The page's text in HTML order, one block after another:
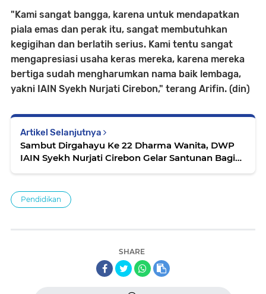
"Kami sangat bangga, karena untuk mendapatkan
piala emas dan perak itu, sangat membutuhkan
kegigihan dan berlatih serius. Kami tentu sangat
mengapresiasi usaha keras mereka, karena mereka
bertiga sudah mengharumkan nama baik lembaga,
yakni IAIN Syekh Nurjati Cirebon," terang Arifin. (din)
Artikel Selanjutnya
Sambut Dirgahayu Ke 22 Dharma Wanita, DWP
IAIN Syekh Nurjati Cirebon Gelar Santunan Bagi
Pendidikan
SHARE